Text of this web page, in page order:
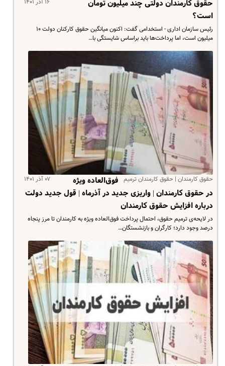
۱۶ آذر ۱۴۰۱
حقوق کارمندان دولتی‌ چند میلیون تومان
است؟
رئیس سازمان اداری - استخدامی گفت: اکنون میانگین حقوق کارکنان دولت ۱۰
میلیون است، اما پرداخت‌ها باید براساس شایستگی با…
حقوق کارمندان | حقوق کارمندان ترمیم ۰۷ آذر ۱۴۰۱
فوق‌العاده ویژه
در حقوق کارمندان | واریزی جدید در آذرماه | قول جدید دولت
درباره افزایش حقوق کارمندان
در لایحه‌ی ترمیم حقوق، احتمال پرداخت فوق‌العاده ویژه به کارمندان تا مرز پنجاه
درصد وجود دارد؛ کارگران و بازنشستگان…